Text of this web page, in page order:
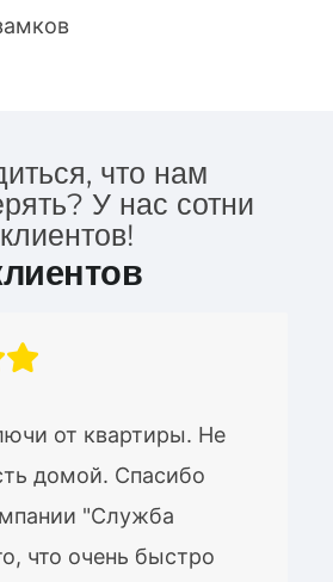
что нам
У нас сотни
от квартиры. Не
домой. Спасибо
"Служба
что очень быстро